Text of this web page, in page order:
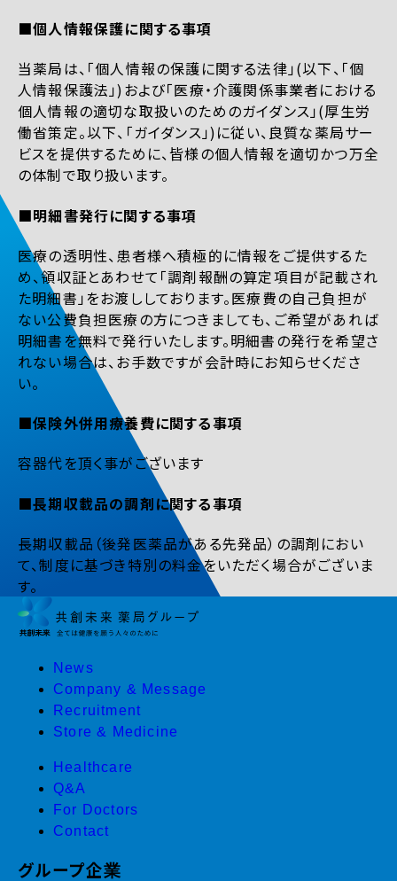
■個人情報保護に関する事項
当薬局は、「個人情報の保護に関する法律」(以下、「個
人情報保護法」)および「医療・介護関係事業者における
個人情報の適切な取扱いのためのガイダンス」(厚生労
働省策定。以下、「ガイダンス」)に従い、良質な薬局サー
ビスを提供するために、皆様の個人情報を適切かつ万全
の体制で取り扱います。
■明細書発行に関する事項
医療の透明性、患者様へ積極的に情報をご提供するた
め、領収証とあわせて「調剤報酬の算定項目が記載され
た明細書」をお渡ししております。医療費の自己負担が
ない公費負担医療の方につきましても、ご希望があれば
明細書を無料で発行いたします。明細書の発行を希望さ
れない場合は、お手数ですが会計時にお知らせくださ
い。
■保険外併用療養費に関する事項
容器代を頂く事がございます
■長期収載品の調剤に関する事項
長期収載品（後発医薬品がある先発品）の調剤におい
て、制度に基づき特別の料金をいただく場合がございま
す。
News
Company & Message
Recruitment
Store & Medicine
Healthcare
Q&A
For Doctors
Contact
グループ企業